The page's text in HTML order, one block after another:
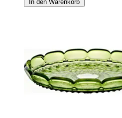
In den Warenkorb